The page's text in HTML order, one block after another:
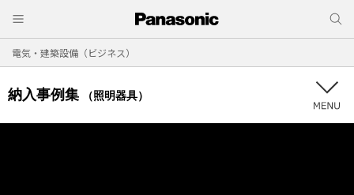
電気・建築設備（ビジネス）
納入事例集 （照明器具）